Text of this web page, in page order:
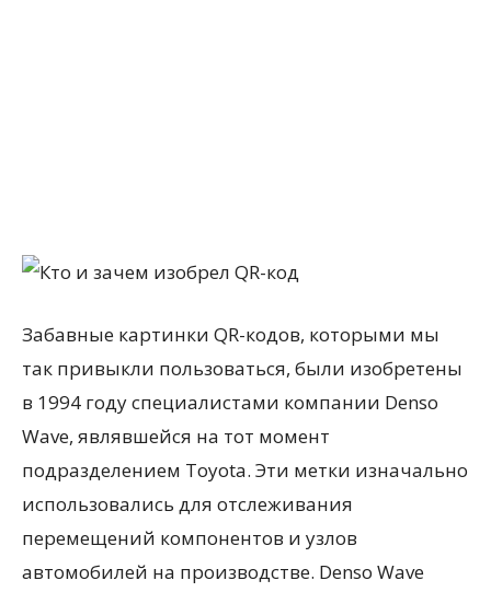
Забавные картинки QR-кодов, которыми мы
так привыкли пользоваться, были изобретены
в 1994 году специалистами компании Denso
Wave, являвшейся на тот момент
подразделением Toyota. Эти метки изначально
использовались для отслеживания
перемещений компонентов и узлов
автомобилей на производстве. Denso Wave